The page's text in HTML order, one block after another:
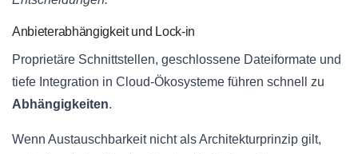
Anbieterabhängigkeit und Lock‑in
Proprietäre Schnittstellen, geschlossene Dateiformate und
tiefe Integration in Cloud‑Ökosysteme führen schnell zu
Abhängigkeiten.
Wenn Austauschbarkeit nicht als Architekturprinzip gilt,